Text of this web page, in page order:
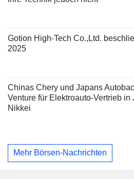
Gotion High-Tech Co.,Ltd.
2025
Chinas Chery und Japans
Venture für Elektroauto-Vertrieb in
Nikkei
Mehr Börsen-Nachrichten